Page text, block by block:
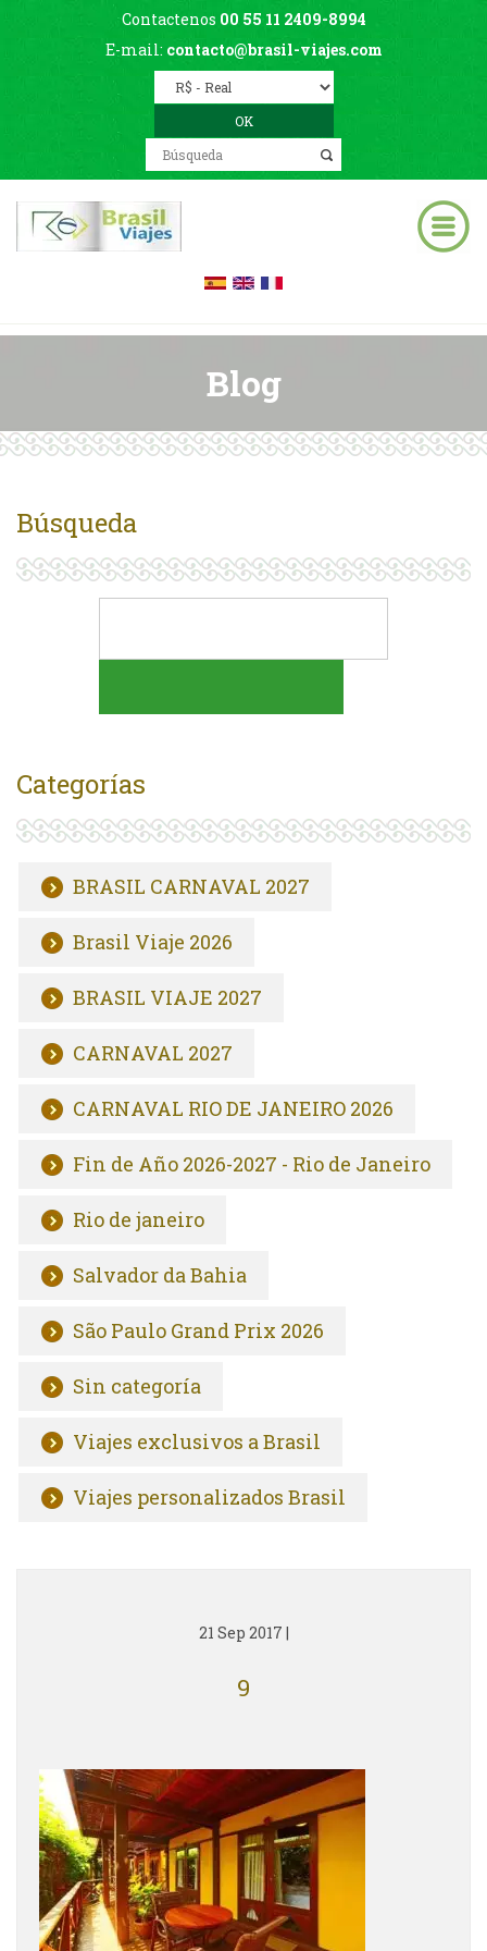
Contactenos 00 55 11 2409-8994
E-mail: contacto@brasil-viajes.com
Blog
Búsqueda
Categorías
BRASIL CARNAVAL 2027
Brasil Viaje 2026
BRASIL VIAJE 2027
CARNAVAL 2027
CARNAVAL RIO DE JANEIRO 2026
Fin de Año 2026-2027 - Rio de Janeiro
Rio de janeiro
Salvador da Bahia
São Paulo Grand Prix 2026
Sin categoría
Viajes exclusivos a Brasil
Viajes personalizados Brasil
21 Sep 2017 |
9